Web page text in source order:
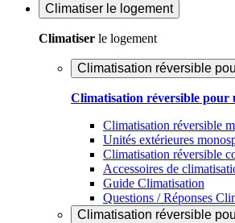
Climatiser le logement
Climatiser le logement
Climatisation réversible
Climatisation réversible pour
Climatisation réversible
Unités extérieures
Climatisation réversible
Accessoires de
Guide Climatisation
Questions / Réponses
Climatisation réversible